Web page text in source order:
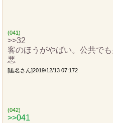
(041)
>>32
客のほうがやばい。公共で
悪
[匿名さん]2019/12/13 07:172
(042)
>>041